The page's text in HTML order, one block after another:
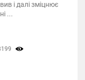
і далі зміцнює
...